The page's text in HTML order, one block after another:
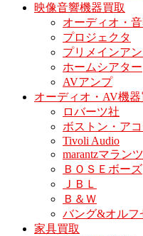
映像音響機器買取
オーディオ・
プロジェクタ
プリメインア
ホームシアター
AVアンプ
オーディオ・AV機器
ロバーツ社
ボストン・ア
Tivoli Audio
marantzマランツ
ＢＯＳＥボーズ
ＪＢＬ
Ｂ＆Ｗ
バング&オルフ
家具買取